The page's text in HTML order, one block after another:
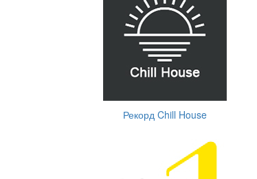
Рекорд Chill House